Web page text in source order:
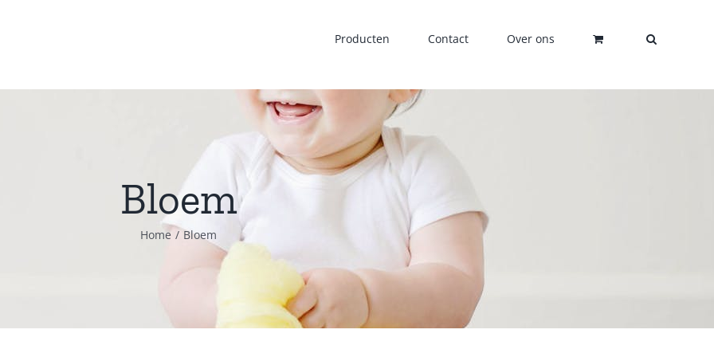
Producten Contact Over ons
Bloem
Home Bloem